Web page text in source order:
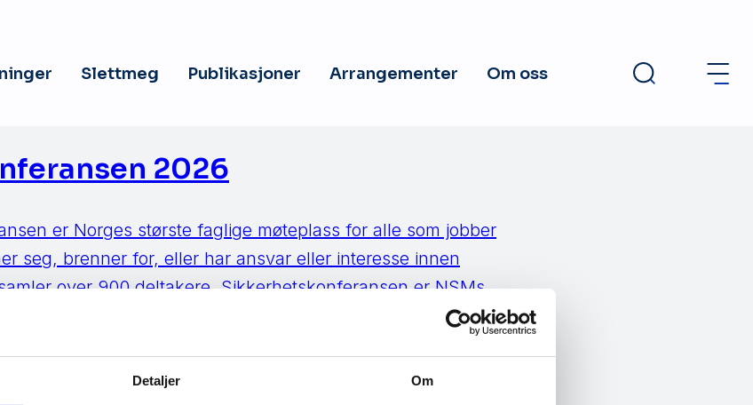
Detaljer Om
Slettmeg Publikasjoner Arrangementer Om oss
2026
er Norges største faglige møteplass for alle som jobber
seg, brenner for, eller har ansvar eller interesse innen
over 900 deltakere. Sikkerhetskonferansen er NSMs
Norges evne til å beskytte seg mot sabotasje, spionasje,
Todagers konferansen byr på […]